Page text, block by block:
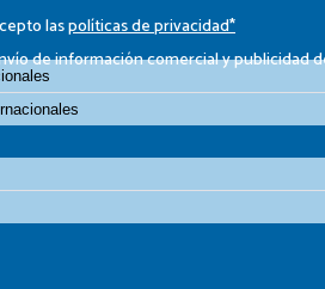
laspolíticas de privacidad*
de información comercial y publicidad